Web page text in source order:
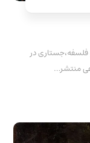
در
منتشر…